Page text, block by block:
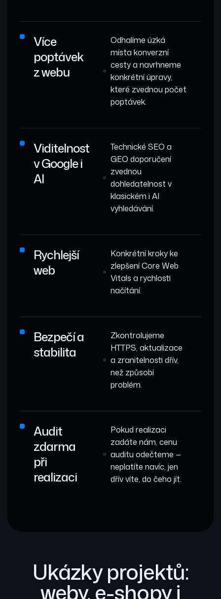
Více
poptávek
z webu
Odhalíme úzká
místa konverzní
cesty a navrhneme
konkrétní úpravy,
které zvednou počet
poptávek.
Viditelnost
v Google i
AI
Technické SEO a
GEO doporučení
zvednou
dohledatelnost v
klasickém i AI
vyhledávání.
Rychlejší
web
Konkrétní kroky ke
zlepšení Core Web
Vitals a rychlosti
načítání.
Bezpečí a
stabilita
Zkontrolujeme
HTTPS, aktualizace
a zranitelnosti dřív,
než způsobí
problém.
Audit
zdarma
při
realizaci
Pokud realizaci
zadáte nám, cenu
auditu odečteme —
neplatíte navíc, jen
dřív víte, do čeho jít.
Ukázky projektů:
weby, e-shopy i